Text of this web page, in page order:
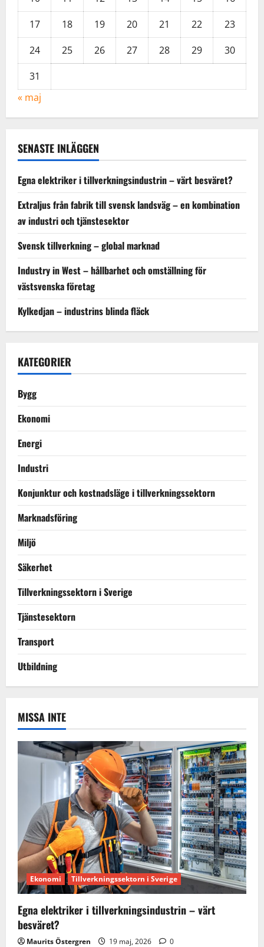
n
17
18 19 20 21 22
23
24
25 26 27 28 29
30
31
« maj
SENASTE INLÄGGEN
Egna elektriker i tillverkningsindustrin – värt besväret?
Extraljus från fabrik till svensk landsväg – en kombination
av industri och tjänstesektor
Svensk tillverkning – global marknad
Industry in West – hållbarhet och omställning för
västsvenska företag
Kylkedjan – industrins blinda fläck
KATEGORIER
Bygg
Ekonomi
Energi
Industri
Konjunktur och kostnadsläge i tillverkningssektorn
Marknadsföring
Miljö
Säkerhet
Tillverkningssektorn i Sverige
Tjänstesektorn
Transport
Utbildning
MISSA INTE
Ekonomi Tillverkningssektorn i Sverige
Egna elektriker i tillverkningsindustrin – värt
besväret?
Maurits Östergren 19 maj, 2026 0